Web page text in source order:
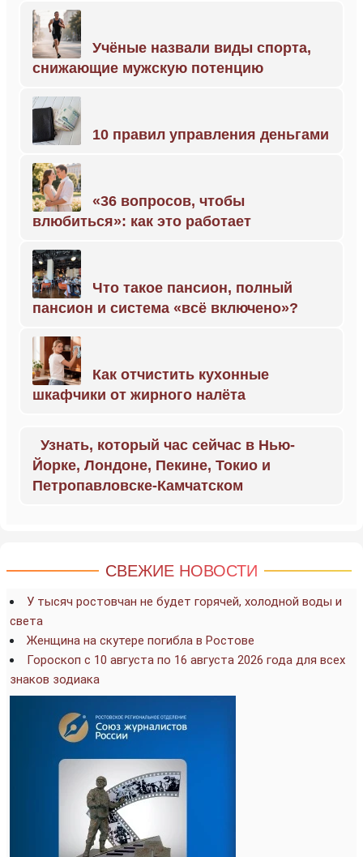
Учёные назвали виды спорта,
снижающие мужскую потенцию
10 правил управления деньгами
«36 вопросов, чтобы
влюбиться»: как это работает
Что такое пансион, полный
пансион и система «всё включено»?
Как отчистить кухонные
шкафчики от жирного налёта
Узнать, который час сейчас в Нью-
Йорке, Лондоне, Пекине, Токио и
Петропавловске-Камчатском
СВЕЖИЕ НОВОСТИ
У тысяч ростовчан не будет горячей, холодной воды и
света
Женщина на скутере погибла в Ростове
Гороскоп с 10 августа по 16 августа 2026 года для всех
знаков зодиака